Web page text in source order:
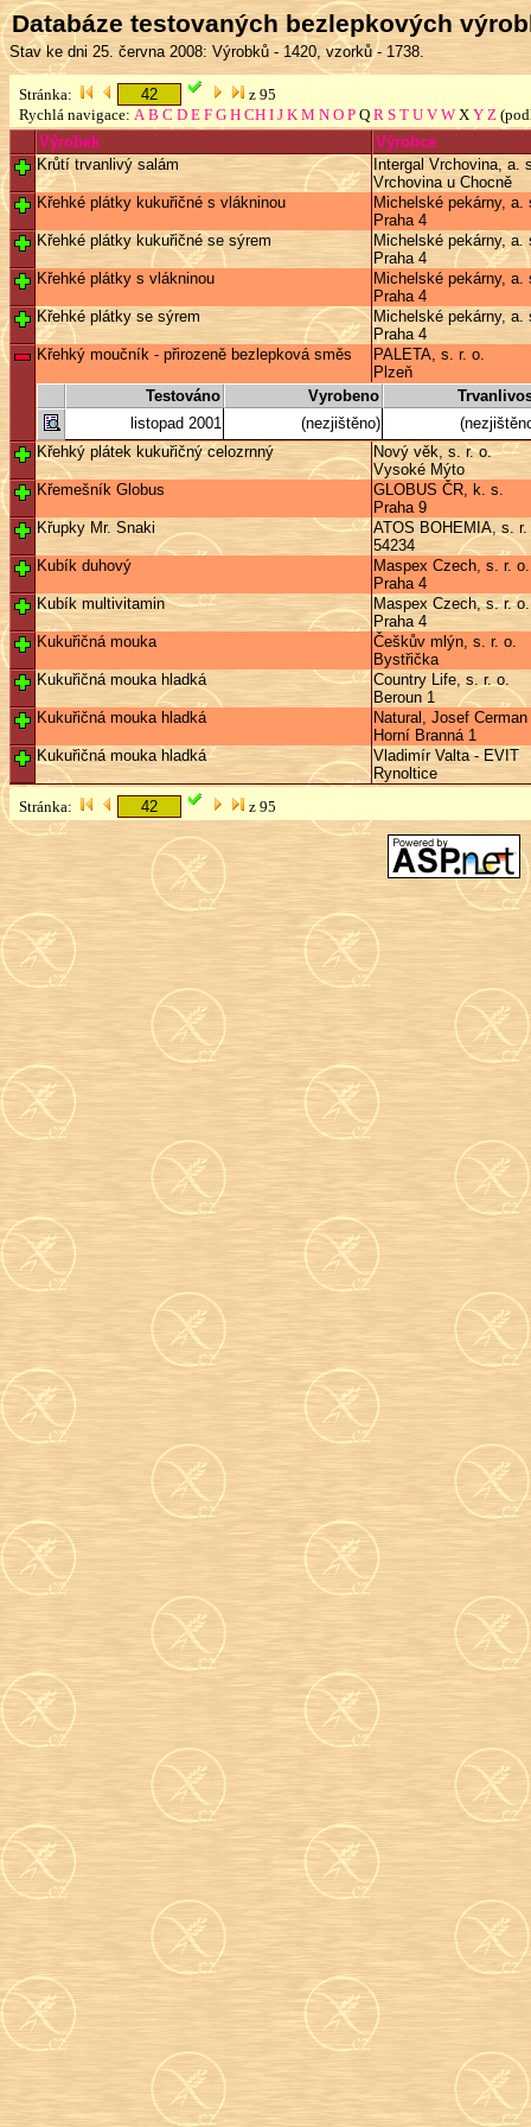
Databáze testovaných bezlepkových
Stav ke dni 25. června 2008: Výrobků - 1420, vzorků - 1738.
Stránka:
z 95
Rychlá navigace: A B C D E F G H CH I J K M N O P Q R S T U V W X Y Z
Výrobek
Výrobce
Krůtí trvanlivý salám
Intergal Vrchovina, a.
Vrchovina u Chocně
Křehké plátky kukuřičné s vlákninou
Michelské pekárny, a.
Praha 4
Křehké plátky kukuřičné se sýrem
Michelské pekárny, a.
Praha 4
Křehké plátky s vlákninou
Michelské pekárny, a.
Praha 4
Křehké plátky se sýrem
Michelské pekárny, a.
Praha 4
Křehký moučník - přirozeně bezlepková směs
PALETA, s. r. o.
Plzeň
Testováno
Vyrobeno
listopad 2001
(nezjištěno)
Křehký plátek kukuřičný celozrnný
Nový věk, s. r. o.
Vysoké Mýto
Křemešník Globus
GLOBUS ČR, k. s.
Praha 9
Křupky Mr. Snaki
ATOS BOHEMIA, s. r.
54234
Kubík duhový
Maspex Czech, s. r. o.
Praha 4
Kubík multivitamin
Maspex Czech, s. r. o.
Praha 4
Kukuřičná mouka
Češkův mlýn, s. r. o.
Bystřička
Kukuřičná mouka hladká
Country Life, s. r. o.
Beroun 1
Kukuřičná mouka hladká
Natural, Josef Cerman
Horní Branná 1
Kukuřičná mouka hladká
Vladimír Valta - EVIT
Rynoltice
Stránka:
z 95